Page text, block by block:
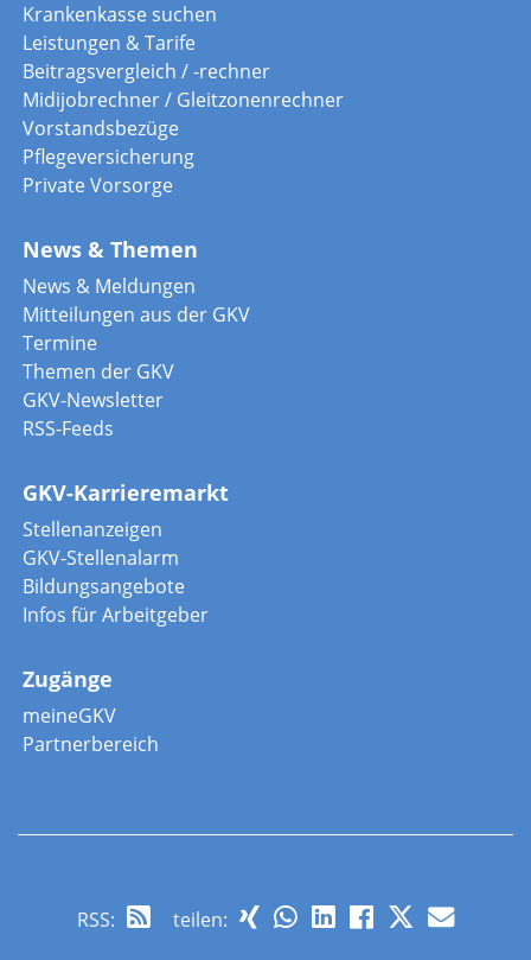
Krankenkasse suchen
Leistungen & Tarife
Beitragsvergleich / -rechner
Midijobrechner / Gleitzonenrechner
Vorstandsbezüge
Pflegeversicherung
Private Vorsorge
News & Themen
News & Meldungen
Mitteilungen aus der GKV
Termine
Themen der GKV
GKV-Newsletter
RSS-Feeds
GKV-Karrieremarkt
Stellenanzeigen
GKV-Stellenalarm
Bildungsangebote
Infos für Arbeitgeber
Zugänge
meineGKV
Partnerbereich
RSS: teilen: